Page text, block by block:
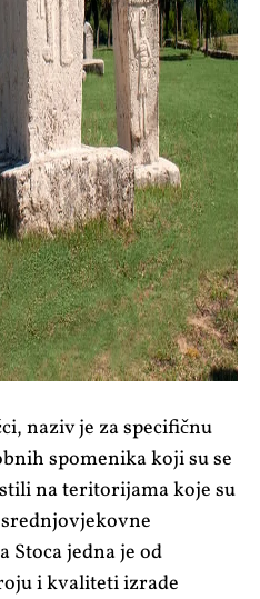
naziv je za specifičnu
spomenika koji su se
na teritorijama koje su
Stoca jedna je od
i kvaliteti izrade